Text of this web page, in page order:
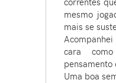
mesmo
mais se
cara
pensamento
Uma boa